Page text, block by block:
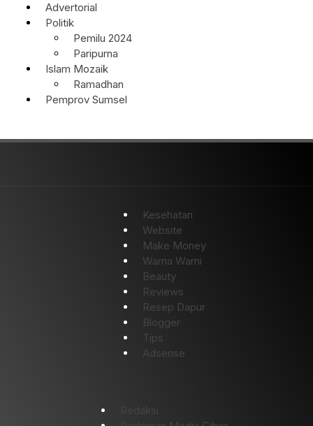
Advertorial
Politik
Pemilu 2024
Paripurna
Islam Mozaik
Ramadhan
Pemprov Sumsel
Kesehatan
Website
Make Money
Warna Warni
Beauty
Reviews
Resep Dapur
Blogger
Tips
Adsense
Redaksi